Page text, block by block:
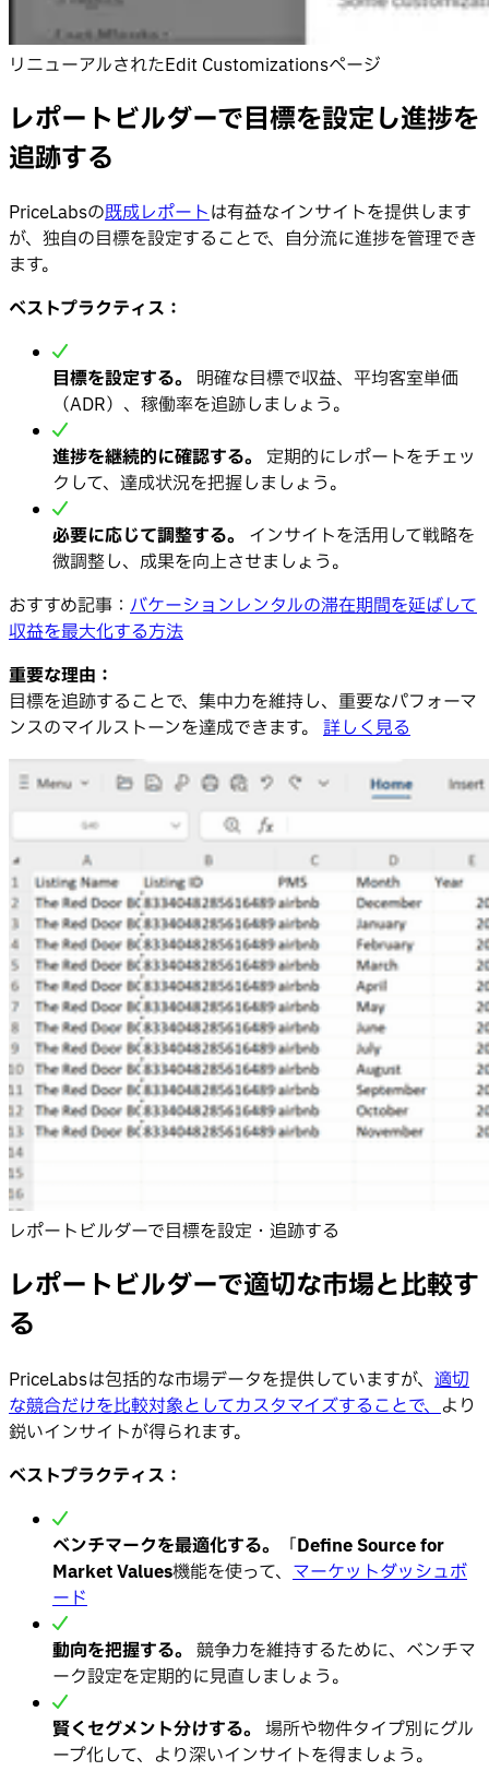
リニューアルされたEdit Customizationsページ
レポートビルダーで目標を設定し進捗を
追跡する
PriceLabsの既成レポートは有益なインサイトを提供します
が、独自の目標を設定することで、自分流に進捗を管理でき
ます。
ベストプラクティス：
目標を設定する。 明確な目標で収益、平均客室単価
（ADR）、稼働率を追跡しましょう。
進捗を継続的に確認する。 定期的にレポートをチェッ
クして、達成状況を把握しましょう。
必要に応じて調整する。 インサイトを活用して戦略を
微調整し、成果を向上させましょう。
おすすめ記事： バケーションレンタルの滞在期間を延ばして
収益を最大化する方法
重要な理由：
目標を追跡することで、集中力を維持し、重要なパフォーマ
ンスのマイルストーンを達成できます。 詳しく見る
レポートビルダーで目標を設定・追跡する
レポートビルダーで適切な市場と比較す
る
PriceLabsは包括的な市場データを提供していますが、 適切
な競合だけを比較対象としてカスタマイズすることで、より
鋭いインサイトが得られます。
ベストプラクティス：
ベンチマークを最適化する。 「Define Source for
Market Values機能を使って、 マーケットダッシュボ
ード
動向を把握する。 競争力を維持するために、ベンチマ
ーク設定を定期的に見直しましょう。
賢くセグメント分けする。 場所や物件タイプ別にグル
ープ化して、より深いインサイトを得ましょう。